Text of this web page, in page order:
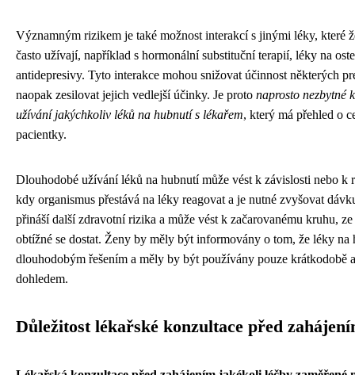
Významným rizikem je také možnost interakcí s jinými léky, které
často užívají, například s hormonální substituční terapií, léky na
antidepresivy. Tyto interakce mohou snižovat účinnost některých
naopak zesilovat jejich vedlejší účinky. Je proto naprosto nezbytné
užívání jakýchkoliv léků na hubnutí s lékařem, který má přehled o
pacientky.
Dlouhodobé užívání léků na hubnutí může vést k závislosti nebo k
kdy organismus přestává na léky reagovat a je nutné zvyšovat
přináší další zdravotní rizika a může vést k začarovanému kruhu,
obtížné se dostat. Ženy by měly být informovány o tom, že léky na
dlouhodobým řešením a měly by být používány pouze krátkodobě
dohledem.
Důležitost lékařské konzultace před